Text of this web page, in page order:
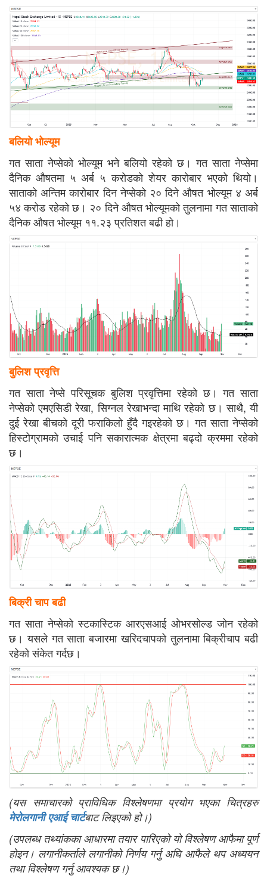
बलियो भोल्यूम
गत साता नेप्सेको भोल्यूम भने बलियो रहेको छ। गत साता नेप्सेमा
दैनिक औषतमा ५ अर्ब ५ करोडको शेयर कारोबार भएको थियो।
साताको अन्तिम कारोबार दिन नेप्सेको २० दिने औषत भोल्यूम ४ अर्ब
५४ करोड रहेको छ। २० दिने औषत भोल्यूमको तुलनामा गत साताको
दैनिक औषत भोल्यूम ११.२३ प्रतिशत बढी हो।
बुलिश प्रवृत्ति
गत साता नेप्से परिसूचक बुलिश प्रवृत्तिमा रहेको छ। गत साता
नेप्सेको एमएसिडी रेखा, सिग्नल रेखाभन्दा माथि रहेको छ। साथै, यी
दुई रेखा बीचको दूरी फराकिलो हुँदै गइरहेको छ। गत साता नेप्सेको
हिस्टोग्रामको उचाई पनि सकारात्मक क्षेत्रमा बढ्दो क्रममा रहेको
छ।
बिक्री चाप बढी
गत साता नेप्सेको स्टकास्टिक आरएसआई ओभरसोल्ड जोन रहेको
छ। यसले गत साता बजारमा खरिदचापको तुलनामा बिक्रीचाप बढी
रहेको संकेत गर्दछ।
(यस समाचारको प्राविधिक विश्लेषणमा प्रयोग भएका चित्रहरु
मेरोलगानी एआई चार्टबाट लिइएको हो।)
(उपलब्ध तथ्यांकका आधारमा तयार पारिएको यो विश्लेषण आफैमा पूर्ण
होइन। लगानीकर्ताले लगानीको निर्णय गर्नु अघि आफैले थप अध्ययन
तथा विश्लेषण गर्नु आवश्यक छ।)